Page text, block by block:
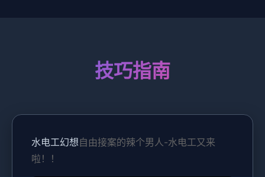
技巧指南
水电工幻想自由接案的辣个男人-水电工又来
啦！！